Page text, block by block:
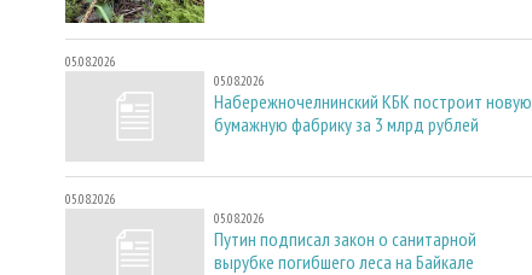
05.08.2026
05.08.2026
Набережночелнинский КБК построит новую
бумажную фабрику за 3 млрд рублей
05.08.2026
05.08.2026
Путин подписал закон о санитарной
вырубке погибшего леса на Байкале